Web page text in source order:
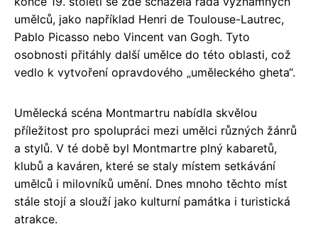
umělců, jako například Henri de Toulouse-Lautrec,
Pablo Picasso nebo Vincent van Gogh. Tyto
osobnosti přitáhly další umělce do této oblasti, což
vedlo k vytvoření opravdového „uměleckého gheta“.
Umělecká scéna Montmartru nabídla skvělou
příležitost pro spolupráci mezi umělci různých žánrů
a stylů. V té době byl Montmartre plný kabaretů,
klubů a kaváren, které se staly místem setkávání
umělců i milovníků umění. Dnes mnoho těchto míst
stále stojí a slouží jako kulturní památka i turistická
atrakce.